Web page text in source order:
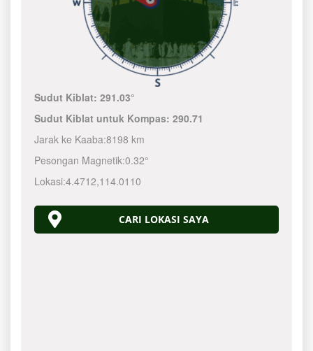
Sudut Kiblat:291.03°
Sudut Kiblat untuk Kompas:290.71
Jarak ke Kaaba:8198 km
Pesongan Magnetik:0.32°
Lokasi:4.4712,114.0110
CARI LOKASI SAYA